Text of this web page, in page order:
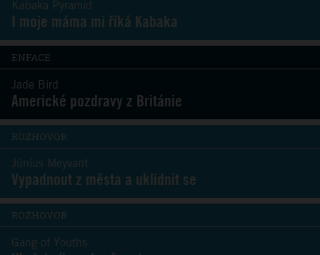
Kabaka Pyramid
I moje máma mi říká Kabaka
ENFACE
Jade Bird
Americké pozdravy z Británie
ROZHOVOR
Júníus Meyvant
Vypadnout z města a uklidnit se
ROZHOVOR
Gang of Youths